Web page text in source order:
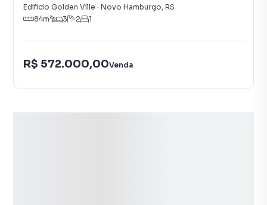
Edificio Golden Ville · Novo Hamburgo, RS
84m² 3 2 1
R$ 572.000,00Venda